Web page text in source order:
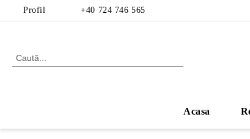
Profil +40 724 746 565
Acasa